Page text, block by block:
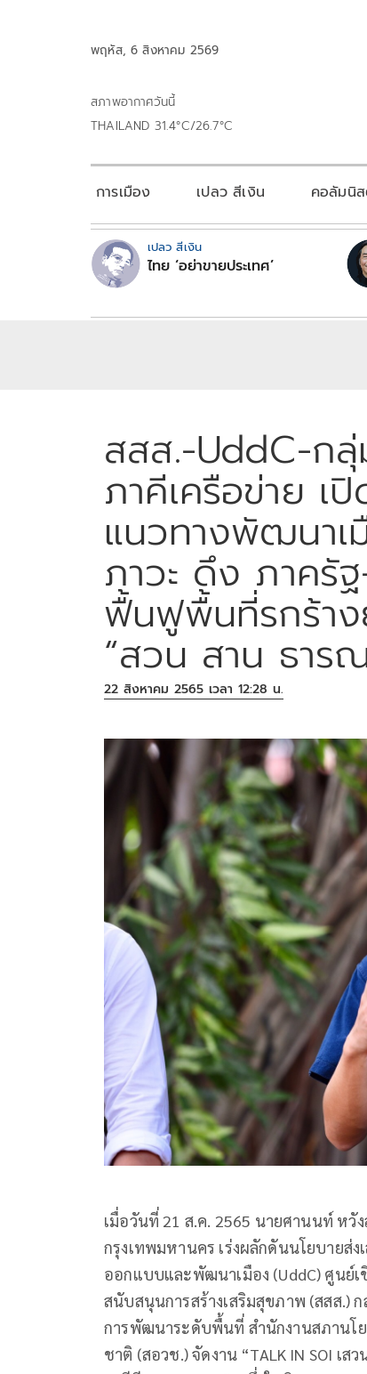
พฤหัส, 6 สิงหาคม 2569
สภาพอากาศวันนี้
THAILAND 31.4°C/26.7°C
การเมือง เปลว สีเงิน คอลัมนิ
เปลว สีเงิน
ไทย ‘อย่าขายประเทศ’
สสส.-UddC-ก
ภาคีเครือข่าย เ
แนวทางพัฒนาเ
ภาวะ ดึง ภาครั
ฟื้นฟูพื้นที่รกร้า
“สวน สาน ธาร
22 สิงหาคม 2565 เวลา 12:28 น.
เมื่อวันที่ 21 ส.ค. 2565 นายศานนท์ หวั
กรุงเทพมหานคร เร่งผลักดันนโยบายส่
ออกแบบและพัฒนาเมือง (UddC) ศูนย์
สนับสนุนการสร้างเสริมสุขภาพ (สสส.)
การพัฒนาระดับพื้นที่ สำนักงานสภานโ
ชาติ (สอวช.) จัดงาน “TALK IN SOI เ